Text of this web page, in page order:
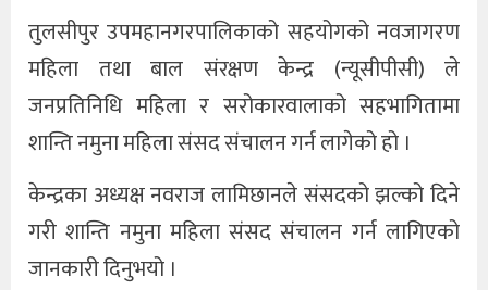
तुलसीपुर उपमहानगरपालिकाको सहयोगको नवजागरण
महिला तथा बाल संरक्षण केन्द्र (न्यूसीपीसी) ले
जनप्रतिनिधि महिला र सरोकारवालाको सहभागितामा
शान्ति नमुना महिला संसद संचालन गर्न लागेको हो ।
केन्द्रका अध्यक्ष नवराज लामिछानले संसदको झल्को दिने
गरी शान्ति नमुना महिला संसद संचालन गर्न लागिएको
जानकारी दिनुभयो ।